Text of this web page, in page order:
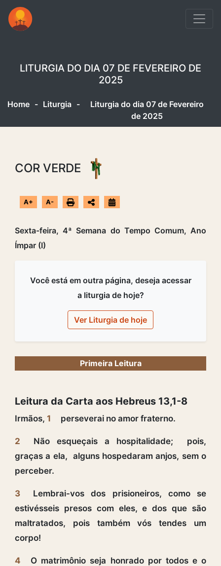
LITURGIA DO DIA 07 DE FEVEREIRO DE
2025
Home - Liturgia -
Liturgia do dia 07 de Fevereiro
de 2025
COR VERDE
A+ A-
Sexta-feira, 4ª Semana do Tempo Comum, Ano
Ímpar (I)
Você está em outra página, deseja acessar
a liturgia de hoje?
Ver Liturgia de hoje
Primeira Leitura
Leitura da Carta aos Hebreus 13,1-8
Irmãos, 1 perseverai no amor fraterno.
2
Não esqueçais a hospitalidade; pois,
graças a ela, alguns hospedaram anjos, sem o
perceber.
3
Lembrai-vos dos prisioneiros, como se
estivésseis presos com eles, e dos que são
maltratados, pois também vós tendes um
corpo!
4
O matrimônio seja honrado por todos e o